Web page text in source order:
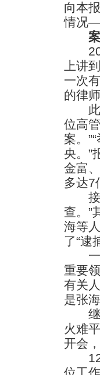
向本
情况
上讲
一次
的律师
此前
位高
案。
央。”
金富
多达7
接着
查。”
海等
了“逮
一位
重要
有关
是张
继而
火难
开会
12